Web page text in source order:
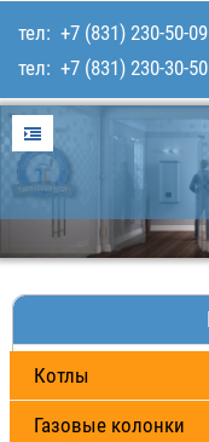
Главная
Услуги
Для покупателей
Каталог товаров
Наши работы
тел: +7 (831) 230-50-09
тел: +7 (831) 230-30-50
Котлы
Газовые колонки